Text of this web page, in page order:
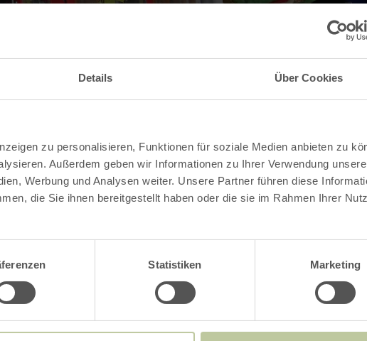
Details Über Cookies
zu personalisieren, Funktionen für soziale Medien anbieten zu
Außerdem geben wir Informationen zu Ihrer Verwendung
Werbung und Analysen weiter. Unsere Partner führen diese
die Sie ihnen bereitgestellt haben oder die sie im Rahmen Ihrer
Statistiken Marketing
Galerie öffnen
Kontakt